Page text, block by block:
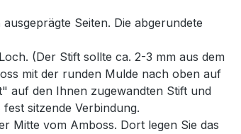
Seiten. Die abgerundete
(Der Stift sollte ca. 2-3 mm aus dem
mit der runden Mulde nach oben auf
auf den Ihnen zugewandten Stift und
sitzende Verbindung.
Mitte vom Amboss. Dort legen Sie das